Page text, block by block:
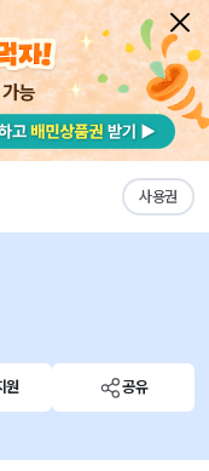
능
사용권
수시채용
원 공유